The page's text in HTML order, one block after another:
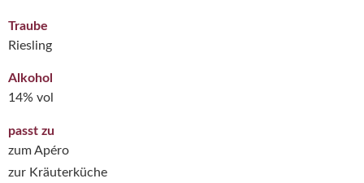
Traube
Riesling
Alkohol
14% vol
passt zu
zum Apéro
zur Kräuterküche